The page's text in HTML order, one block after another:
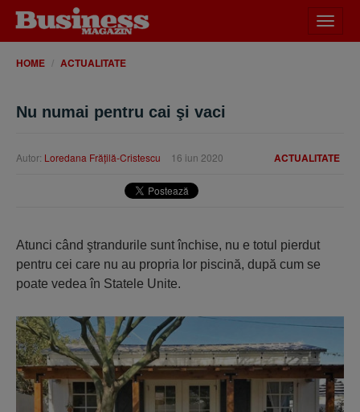
meniu
HOME ACTUALITATE
Nu numai pentru cai şi vaci
ACTUALITATE
Autor: Loredana Frăţilă-Cristescu 16 iun 2020
Atunci când ştrandurile sunt închise, nu e totul pierdut
pentru cei care nu au propria lor piscină, după cum se
poate vedea în Statele Unite.